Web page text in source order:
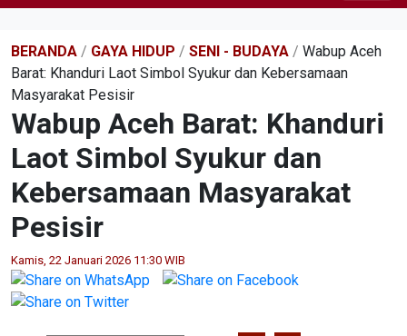
BERANDA / GAYA HIDUP / SENI - BUDAYA / Wabup Aceh
Barat: Khanduri Laot Simbol Syukur dan Kebersamaan
Masyarakat Pesisir
Wabup Aceh Barat: Khanduri
Laot Simbol Syukur dan
Kebersamaan Masyarakat
Pesisir
Kamis, 22 Januari 2026 11:30 WIB